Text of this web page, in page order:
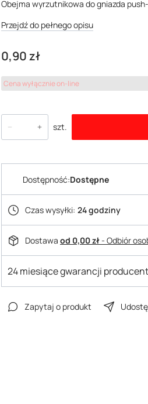
Obejma wyrzutnikowa do gniazda
Przejdź do pełnego opisu
Cena
0,90 zł
Cena wyłącznie on-line
szt.
Dostępność:Dostępne
Czas wysyłki: 24 godziny
Dostawa od 0,00 zł- Odbiór
24 miesiące gwarancji
Zapytaj o produkt